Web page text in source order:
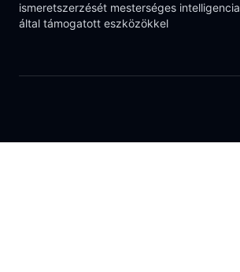
ismeretszerzését mesterséges intelligencia
által támogatott eszközökkel